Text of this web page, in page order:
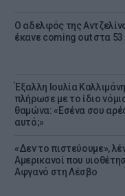
Ο αδελφός της
έκανε coming out στα 53
Έξαλλη Ιουλία Καλλιμάνη
πλήρωσε με το ίδιο
θαμώνα: «Εσένα σου
αυτό;»
«Δεν το πιστεύουμε»,
Αμερικανοί που
Αφγανό στη Λέσβο